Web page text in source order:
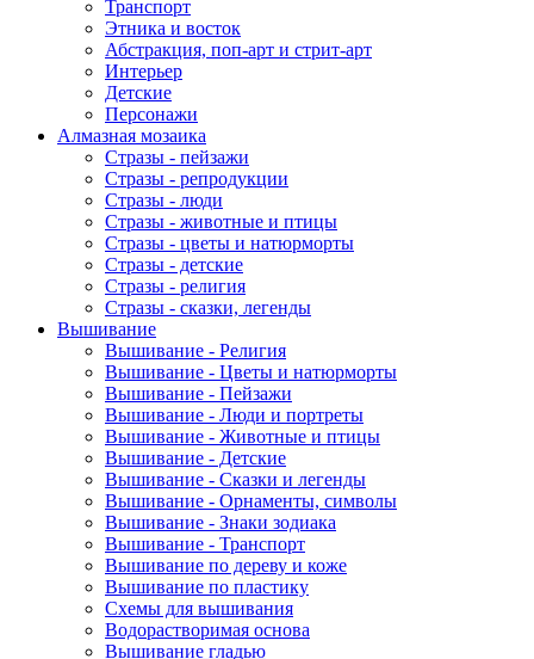
Транспорт
Этника и восток
Абстракция, поп-арт и стрит-арт
Интерьер
Детские
Персонажи
Алмазная мозаика
Стразы - пейзажи
Стразы - репродукции
Стразы - люди
Стразы - животные и птицы
Стразы - цветы и натюрморты
Стразы - детские
Стразы - религия
Стразы - сказки, легенды
Вышивание
Вышивание - Религия
Вышивание - Цветы и натюрморты
Вышивание - Пейзажи
Вышивание - Люди и портреты
Вышивание - Животные и птицы
Вышивание - Детские
Вышивание - Сказки и легенды
Вышивание - Орнаменты, символы
Вышивание - Знаки зодиака
Вышивание - Транспорт
Вышивание по дереву и коже
Вышивание по пластику
Схемы для вышивания
Водорастворимая основа
Вышивание гладью